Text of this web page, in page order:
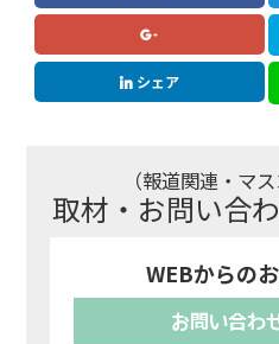
シェア
（報道関連・マ
取材・お問い合
WEBからの
お問い合わ